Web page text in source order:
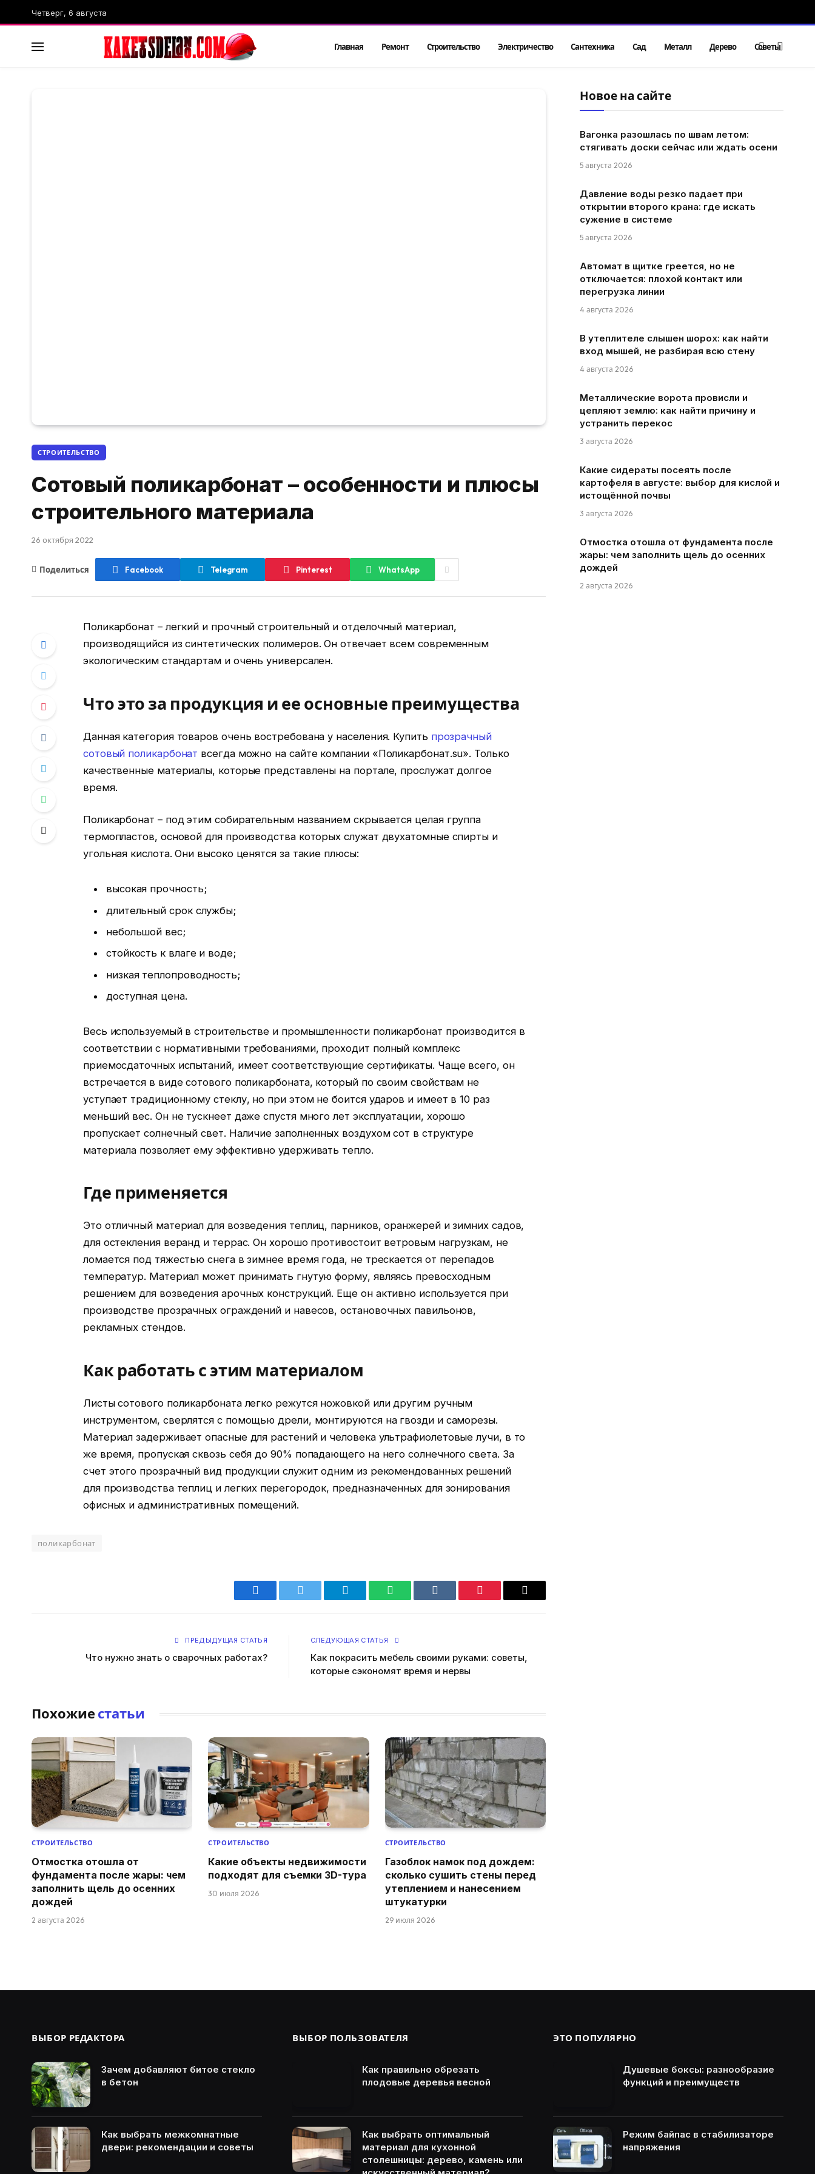
Четверг, 6 августа
Главная Ремонт Строительство Электричество Сантехника Сад Металл Дерево Советы
СТРОИТЕЛЬСТВО
Сотовый поликарбонат – особенности и плюсы
строительного материала
26 октября 2022
Поделиться Facebook Telegram Pinterest WhatsApp
Поликарбонат – легкий и прочный строительный и отделочный материал,
производящийся из синтетических полимеров. Он отвечает всем современным
экологическим стандартам и очень универсален.
Что это за продукция и ее основные преимущества
Данная категория товаров очень востребована у населения. Купить прозрачный
сотовый поликарбонат всегда можно на сайте компании «Поликарбонат.su». Только
качественные материалы, которые представлены на портале, прослужат долгое
время.
Поликарбонат – под этим собирательным названием скрывается целая группа
термопластов, основой для производства которых служат двухатомные спирты и
угольная кислота. Они высоко ценятся за такие плюсы:
высокая прочность;
длительный срок службы;
небольшой вес;
стойкость к влаге и воде;
низкая теплопроводность;
доступная цена.
Весь используемый в строительстве и промышленности поликарбонат производится в
соответствии с нормативными требованиями, проходит полный комплекс
приемосдаточных испытаний, имеет соответствующие сертификаты. Чаще всего, он
встречается в виде сотового поликарбоната, который по своим свойствам не
уступает традиционному стеклу, но при этом не боится ударов и имеет в 10 раз
меньший вес. Он не тускнеет даже спустя много лет эксплуатации, хорошо
пропускает солнечный свет. Наличие заполненных воздухом сот в структуре
материала позволяет ему эффективно удерживать тепло.
Где применяется
Это отличный материал для возведения теплиц, парников, оранжерей и зимних садов,
для остекления веранд и террас. Он хорошо противостоит ветровым нагрузкам, не
ломается под тяжестью снега в зимнее время года, не трескается от перепадов
температур. Материал может принимать гнутую форму, являясь превосходным
решением для возведения арочных конструкций. Еще он активно используется при
производстве прозрачных ограждений и навесов, остановочных павильонов,
рекламных стендов.
Как работать с этим материалом
Листы сотового поликарбоната легко режутся ножовкой или другим ручным
инструментом, сверлятся с помощью дрели, монтируются на гвозди и саморезы.
Материал задерживает опасные для растений и человека ультрафиолетовые лучи, в то
же время, пропуская сквозь себя до 90% попадающего на него солнечного света. За
счет этого прозрачный вид продукции служит одним из рекомендованных решений
для производства теплиц и легких перегородок, предназначенных для зонирования
офисных и административных помещений.
поликарбонат
Facebook Twitter Telegram WhatsAppVKontaktePinterest Email
ПРЕДЫДУЩАЯ СТАТЬЯ
Что нужно знать о сварочных работах?
СЛЕДУЮЩАЯ СТАТЬЯ
Как покрасить мебель своими руками: советы,
которые сэкономят время и нервы
Похожие статьи
СТРОИТЕЛЬСТВО
Отмостка отошла от
фундамента после жары: чем
заполнить щель до осенних
дождей
2 августа 2026
СТРОИТЕЛЬСТВО
Какие объекты недвижимости
подходят для съемки 3D-тура
30 июля 2026
СТРОИТЕЛЬСТВО
Газоблок намок под дождем:
сколько сушить стены перед
утеплением и нанесением
штукатурки
29 июля 2026
Новое на сайте
Вагонка разошлась по швам летом:
стягивать доски сейчас или ждать осени
5 августа 2026
Давление воды резко падает при
открытии второго крана: где искать
сужение в системе
5 августа 2026
Автомат в щитке греется, но не
отключается: плохой контакт или
перегрузка линии
4 августа 2026
В утеплителе слышен шорох: как найти
вход мышей, не разбирая всю стену
4 августа 2026
Металлические ворота провисли и
цепляют землю: как найти причину и
устранить перекос
3 августа 2026
Какие сидераты посеять после
картофеля в августе: выбор для кислой и
истощённой почвы
3 августа 2026
Отмостка отошла от фундамента после
жары: чем заполнить щель до осенних
дождей
2 августа 2026
ВЫБОР РЕДАКТОРА
Зачем добавляют битое стекло
в бетон
Как выбрать межкомнатные
двери: рекомендации и советы
ВЫБОР ПОЛЬЗОВАТЕЛЯ
Как правильно обрезать
плодовые деревья весной
Как выбрать оптимальный
материал для кухонной
столешницы: дерево, камень или
ЭТО ПОПУЛЯРНО
Душевые боксы: разнообразие
функций и преимуществ
Режим байпас в стабилизаторе
напряжения